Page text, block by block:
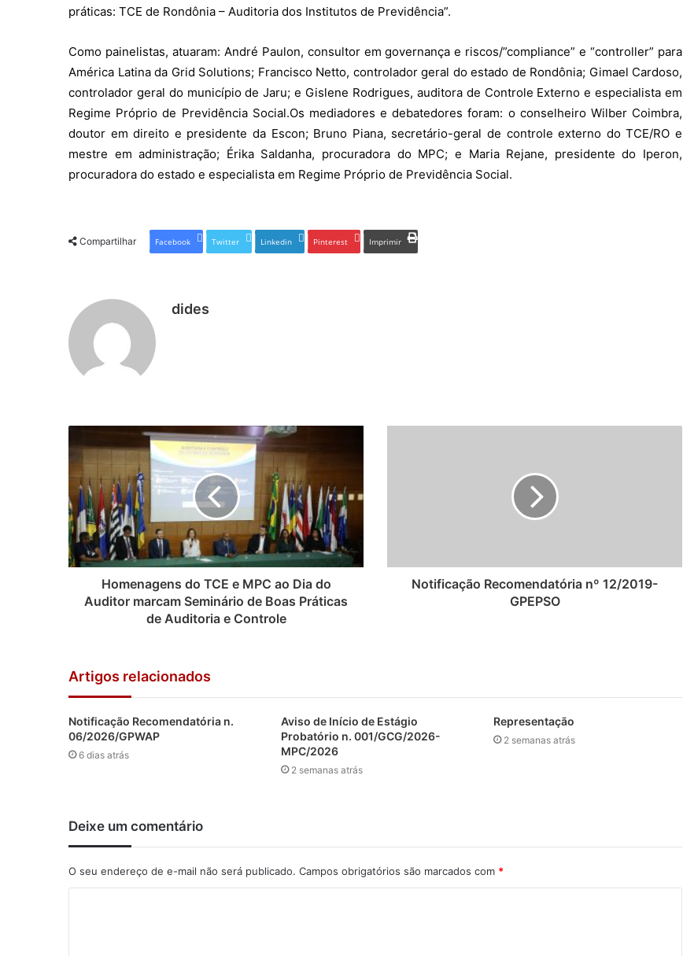
práticas: TCE de Rondônia – Auditoria dos Institutos de Previdência”.
Como painelistas, atuaram: André Paulon, consultor em governança e riscos/”compliance” e “controller” para
América Latina da Grid Solutions; Francisco Netto, controlador geral do estado de Rondônia; Gimael Cardoso,
controlador geral do município de Jaru; e Gislene Rodrigues, auditora de Controle Externo e especialista em
Regime Próprio de Previdência Social.Os mediadores e debatedores foram: o conselheiro Wilber Coimbra,
doutor em direito e presidente da Escon; Bruno Piana, secretário-geral de controle externo do TCE/RO e
mestre em administração; Érika Saldanha, procuradora do MPC; e Maria Rejane, presidente do Iperon,
procuradora do estado e especialista em Regime Próprio de Previdência Social.
Compartilhar Facebook Twitter Linkedin Pinterest Imprimir
dides
Homenagens do TCE e MPC ao Dia do
Auditor marcam Seminário de Boas Práticas
de Auditoria e Controle
Notificação Recomendatória nº 12/2019-
GPEPSO
Artigos relacionados
Notificação Recomendatória n.
06/2026/GPWAP
6 dias atrás
Aviso de Início de Estágio
Probatório n. 001/GCG/2026-
MPC/2026
2 semanas atrás
Representação
2 semanas atrás
Deixe um comentário
O seu endereço de e-mail não será publicado. Campos obrigatórios são marcados com *